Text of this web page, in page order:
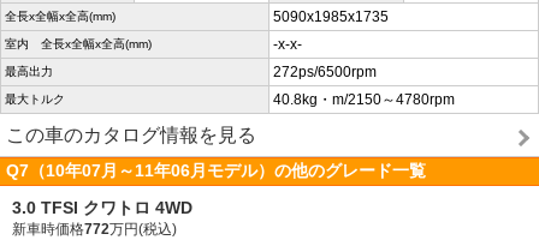
全長x全幅x全高(mm) 5090x1985x1735
室内 全長x全幅x全高(mm) -x-x-
最高出力 272ps/6500rpm
最大トルク 40.8kg・m/2150～4780rpm
この車のカタログ情報を見る
Q7（10年07月～11年06月モデル）の他のグレード一覧
3.0 TFSI クワトロ 4WD
新車時価格772万円(税込)